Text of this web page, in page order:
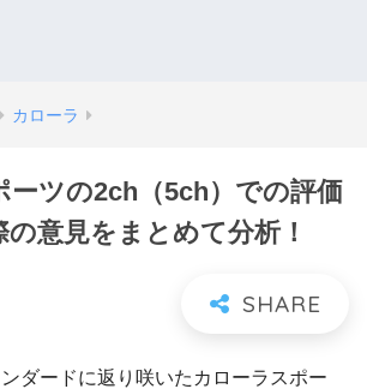
カローラ
ーツの2ch（5ch）での評価
の意見をまとめて分析！
ダードに返り咲いたカローラスポー